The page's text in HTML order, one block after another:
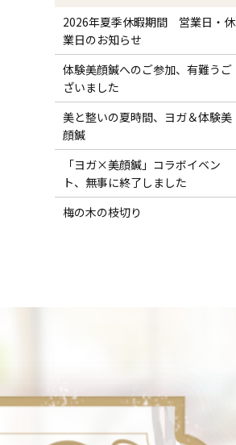
2026年夏季休暇期間 営業日・休
業日のお知らせ
体験美顔鍼へのご参加、有難うご
ざいました
美と整いの夏時間、ヨガ＆体験美
顔鍼
「ヨガ×美顔鍼」コラボイベン
ト、無事に終了しました
梅の木の枝切り